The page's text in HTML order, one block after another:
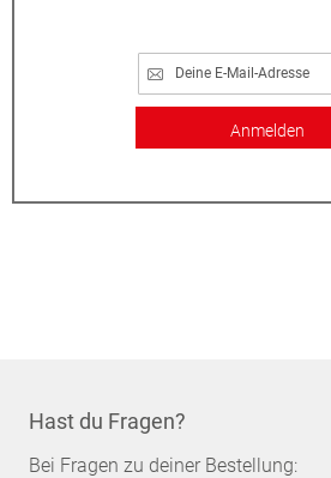
Anmelden
Hast du Fragen?
Bei Fragen zu deiner Bestellung: